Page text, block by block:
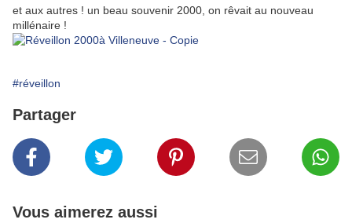
et aux autres ! un beau souvenir 2000, on rêvait au nouveau
millénaire !
#réveillon
Partager
Vous aimerez aussi